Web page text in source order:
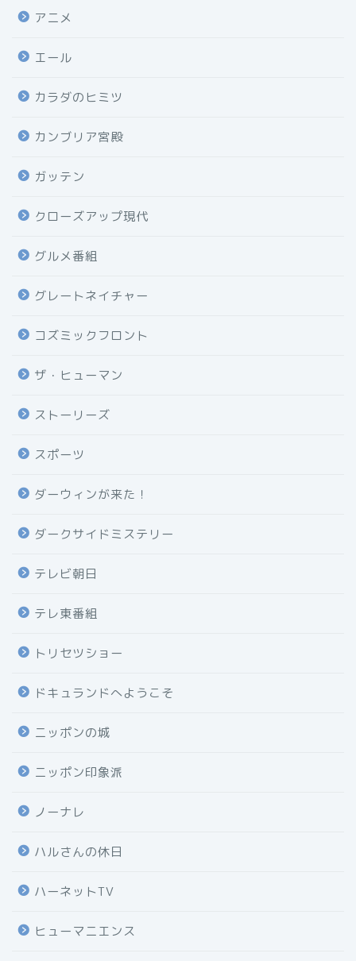
アニメ
エール
カラダのヒミツ
カンブリア宮殿
ガッテン
クローズアップ現代
グルメ番組
グレートネイチャー
コズミックフロント
ザ・ヒューマン
ストーリーズ
スポーツ
ダーウィンが来た！
ダークサイドミステリー
テレビ朝日
テレ東番組
トリセツショー
ドキュランドへようこそ
ニッポンの城
ニッポン印象派
ノーナレ
ハルさんの休日
ハーネットTV
ヒューマニエンス